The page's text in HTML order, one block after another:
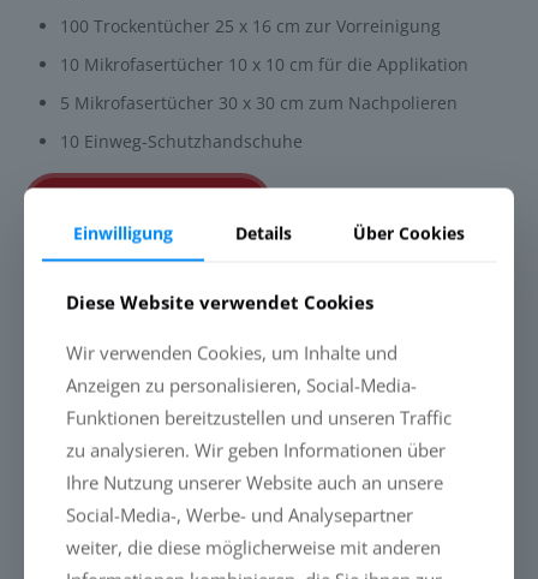
100 Trockentücher 25 x 16 cm zur Vorreinigung
10 Mikrofasertücher 10 x 10 cm für die Applikation
5 Mikrofasertücher 30 x 30 cm zum Nachpolieren
10 Einweg-Schutzhandschuhe
PROBLEME, DIE MIT DER
WERDEN
Wettereinflüsse durch Regen, Wind,
Schnee, Eis und Sonne
Verschmutzung durch Vogelkot,
Baumharze, Blätter, Laub und
Pollenflug = geringere
Lichtadaptionsfähigkeit
Einwilligung Details Über Cookies
Diese Website verwendet Cookies
Wir verwenden Cookies, um Inhalte und
Anzeigen zu personalisieren, Social-Media-
Funktionen bereitzustellen und unseren Traffic
zu analysieren. Wir geben Informationen über
Ihre Nutzung unserer Website auch an unsere
Social-Media-, Werbe- und Analysepartner
weiter, die diese möglicherweise mit anderen